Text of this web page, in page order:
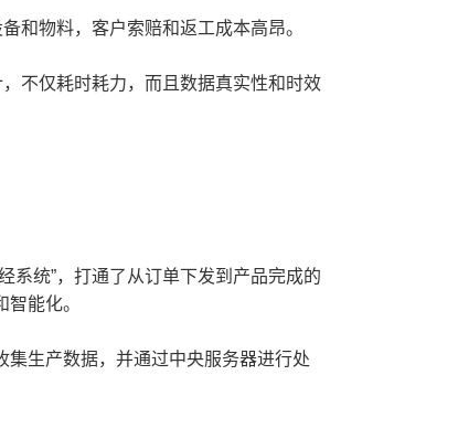
物料，客户索赔和返工成本高昂。
不仅耗时耗力，而且数据真实性和时效
统”，打通了从订单下发到产品完成的
能化。
生产数据，并通过中央服务器进行处